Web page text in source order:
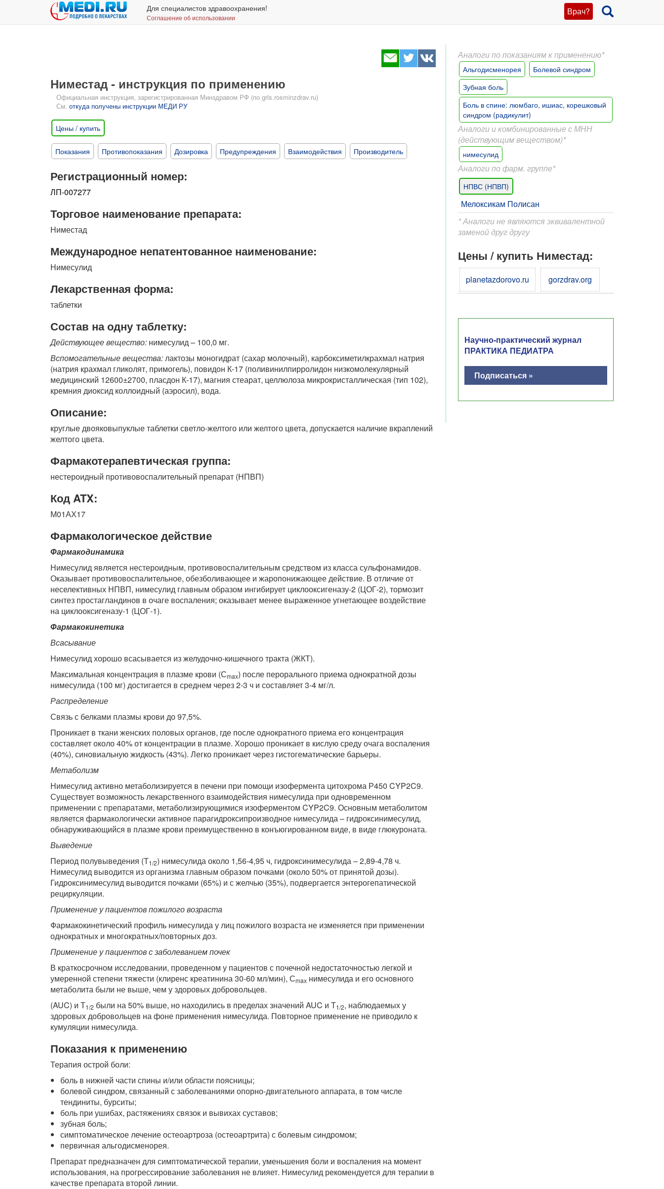
Врач?
Для специалистов здравоохранения!
Соглашение об использовании
Ниместад - инструкция по применению
Официальная инструкция, зарегистрированная Минздравом РФ (по grls.rosminzdrav.ru)
См. откуда получены инструкции МЕДИ РУ
Цены / купить
Показания Противопоказания Дозировка Предупреждения Взаимодействия Производитель
Регистрационный номер:
ЛП-007277
Торговое наименование препарата:
Ниместад
Международное непатентованное наименование:
Нимесулид
Лекарственная форма:
таблетки
Состав на одну таблетку:
Действующее вещество: нимесулид – 100,0 мг.
Вспомогательные вещества:лактозы моногидрат (сахар молочный), карбоксиметилкрахмал натрия
(натрия крахмал гликолят, примогель), повидон К-17 (поливинилпирролидон низкомолекулярный
медицинский 12600±2700, пласдон К-17), магния стеарат, целлюлоза микрокристаллическая (тип 102),
кремния диоксид коллоидный (аэросил), вода.
Описание:
круглые двояковыпуклые таблетки светло-желтого или желтого цвета, допускается наличие вкраплений
желтого цвета.
Фармакотерапевтическая группа:
нестероидный противовоспалительный препарат (НПВП)
Код ATX:
М01АХ17
Фармакологическое действие
Фармакодинамика
Нимесулид является нестероидным, противовоспалительным средством из класса сульфонамидов.
Оказывает противовоспалительное, обезболивающее и жаропонижающее действие. В отличие от
неселективных НПВП, нимесулид главным образом ингибирует циклооксигеназу-2 (ЦОГ-2), тормозит
синтез простагландинов в очаге воспаления; оказывает менее выраженное угнетающее воздействие
на циклооксигеназу-1 (ЦОГ-1).
Фармакокинетика
Всасывание
Нимесулид хорошо всасывается из желудочно-кишечного тракта (ЖКТ).
Максимальная концентрация в плазме крови (Сmax) после перорального приема однократной дозы
нимесулида (100 мг) достигается в среднем через 2-3 ч и составляет 3-4 мг/л.
Распределение
Связь с белками плазмы крови до 97,5%.
Проникает в ткани женских половых органов, где после однократного приема его концентрация
составляет около 40% от концентрации в плазме. Хорошо проникает в кислую среду очага воспаления
(40%), синовиальную жидкость (43%). Легко проникает через гистогематические барьеры.
Метаболизм
Нимесулид активно метаболизируется в печени при помощи изофермента цитохрома Р450 CYP2C9.
Существует возможность лекарственного взаимодействия нимесулида при одновременном
применении с препаратами, метаболизирующимися изоферментом CYP2C9. Основным метаболитом
является фармакологически активное парагидроксипроизводное нимесулида – гидроксинимесулид,
обнаруживающийся в плазме крови преимущественно в конъюгированном виде, в виде глюкуроната.
Выведение
Период полувыведения (Т1/2) нимесулида около 1,56-4,95 ч, гидроксинимесулида – 2,89-4,78 ч.
Нимесулид выводится из организма главным образом почками (около 50% от принятой дозы).
Гидроксинимесулид выводится почками (65%) и с желчью (35%), подвергается энтерогепатической
рециркуляции.
Применение у пациентов пожилого возраста
Фармакокинетический профиль нимесулида у лиц пожилого возраста не изменяется при применении
однократных и многократных/повторных доз.
Применение у пациентов с заболеванием почек
В краткосрочном исследовании, проведенном у пациентов с почечной недостаточностью легкой и
умеренной степени тяжести (клиренс креатинина 30-60 мл/мин), Сmax нимесулида и его основного
метаболита были не выше, чем у здоровых добровольцев.
(AUC) и Т1/2 были на 50% выше, но находились в пределах значений AUC и Т1/2, наблюдаемых у
здоровых добровольцев на фоне применения нимесулида. Повторное применение не приводило к
кумуляции нимесулида.
Показания к применению
Терапия острой боли:
боль в нижней части спины и/или области поясницы;
болевой синдром, связанный с заболеваниями опорно-двигательного аппарата, в том числе
тендиниты, бурситы;
боль при ушибах, растяжениях связок и вывихах суставов;
зубная боль;
симптоматическое лечение остеоартроза (остеоартрита) с болевым синдромом;
первичная альгодисменорея.
Препарат предназначен для симптоматической терапии, уменьшения боли и воспаления на момент
использования, на прогрессирование заболевания не влияет. Нимесулид рекомендуется для терапии в
качестве препарата второй линии.
Аналоги по показаниям к применению*
Альгодисменорея
Болевой синдром
Зубная боль
Боль в спине: люмбаго, ишиас, корешковый
синдром (радикулит)
Аналоги и комбинированные с МНН
(действующим веществом)*
нимесулид
Аналоги по фарм. группе*
НПВС (НПВП)
Мелоксикам Полисан
* Аналоги не являются эквивалентной
заменой друг другу
Цены / купить Ниместад:
planetazdorovo.ru gorzdrav.org
Научно-практический журнал
ПРАКТИКА ПЕДИАТРА
Подписаться »